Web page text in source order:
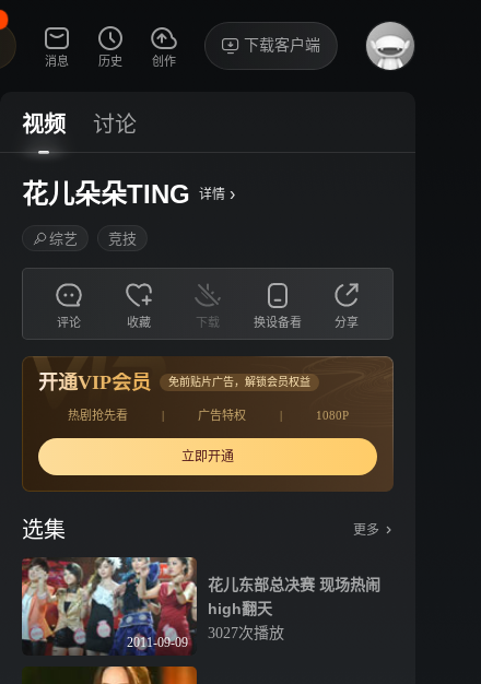
消息 历史 创作
下载客户端
视频 讨论
花儿朵朵TING 详情 ›
综艺 竞技
评论 收藏 下载 换设备看 分享
开通VIP会员 免前贴片广告，解锁会员权益
热剧抢先看 | 广告特权 | 1080P
立即开通
选集 更多
2011-09-09
花儿东部总决赛 现场热闹
high翻天
3027次播放